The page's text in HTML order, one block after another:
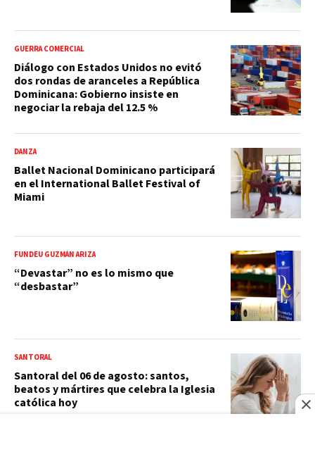
GUERRA COMERCIAL
Diálogo con Estados Unidos no evitó
dos rondas de aranceles a República
Dominicana: Gobierno insiste en
negociar la rebaja del 12.5 %
DANZA
Ballet Nacional Dominicano participará
en el International Ballet Festival of
Miami
FUNDÉU GUZMÁN ARIZA
“Devastar” no es lo mismo que
“desbastar”
SANTORAL
Santoral del 06 de agosto: santos,
beatos y mártires que celebra la Iglesia
católica hoy